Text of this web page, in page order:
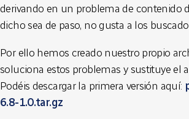
derivando en un problema de contenido
dicho sea de paso, no gusta a los
Por ello hemos creado nuestro propio
soluciona estos problemas y sustituye el
Podéis descargar la primera versión aquí:
6.8-1.0.tar.gz